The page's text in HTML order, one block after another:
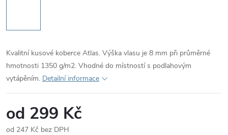
Kvalitní kusové koberce Atlas. Výška vlasu je 8 mm při průměrné
hmotnosti 1350 g/m2. Vhodné do místností s podlahovým
vytápěním. Detailní informace
od 299 Kč
od 247 Kč bez DPH